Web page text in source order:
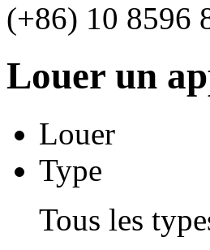
(+86) 10 8596
Louer un
Louer
Type
Tous les